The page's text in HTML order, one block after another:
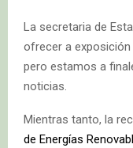
La secretaria de
ofrecer a
pero estamos a
noticias.
Mientras tanto, la
de Energías